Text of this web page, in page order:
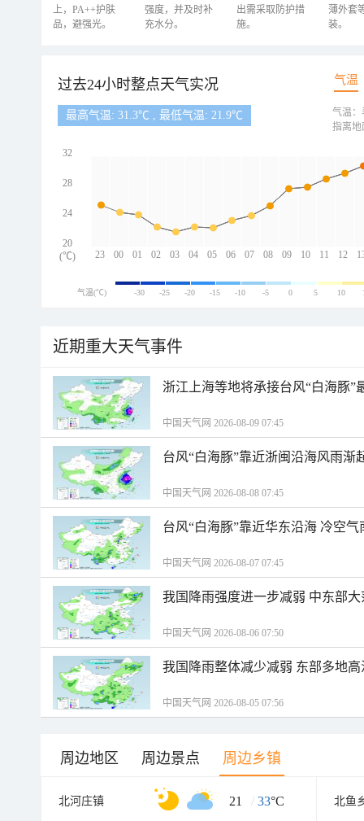
上，PA++护肤
品，避强光。
强度，并及时补
充水分。
出需采取防护措
施。
薄外套
装。
过去24小时整点天气实况 气温
最高气温: 31.3℃ , 最低气温: 21.9℃
23 00 01 02 03 04 05 06 07 08 09 10 11 12
32
28
24
20
(℃)
气温：
指离地
气温(℃) -30 -25 -20 -15 -10 -5 0 5 10
近期重大天气事件
浙江上海等地将承接台风“白海豚”
中国天气网 2026-08-09 07:45
台风“白海豚”靠近浙闽沿海风雨渐
中国天气网 2026-08-08 07:45
台风“白海豚”靠近华东沿海 冷空
中国天气网 2026-08-07 07:45
我国降雨强度进一步减弱 中东部
中国天气网 2026-08-06 07:50
我国降雨整体减少减弱 东部多地
中国天气网 2026-08-05 07:56
周边地区 周边景点 周边乡镇
北河庄镇 21 / 33°C 北鱼